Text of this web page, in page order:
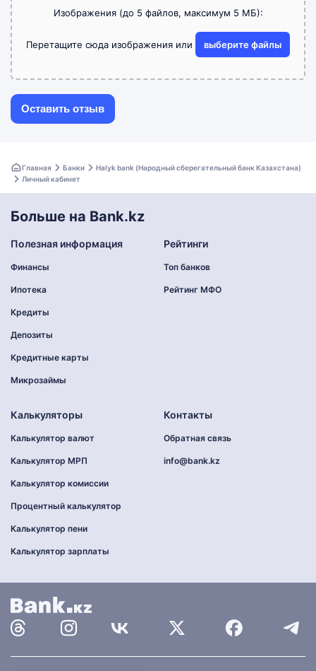
Изображения (до 5 файлов, максимум 5 МБ):
Перетащите сюда изображения или выберите файлы
Главная Банки
Halyk bank (Народный сберегательный банк Казахстана)
Личный кабинет
Больше на Bank.kz
Полезная информация
Финансы
Ипотека
Кредиты
Депозиты
Кредитные карты
Микрозаймы
Рейтинги
Топ банков
Рейтинг МФО
Калькуляторы
Калькулятор валют
Калькулятор МРП
Калькулятор комиссии
Процентный калькулятор
Калькулятор пени
Калькулятор зарплаты
Контакты
Обратная связь
info@bank.kz